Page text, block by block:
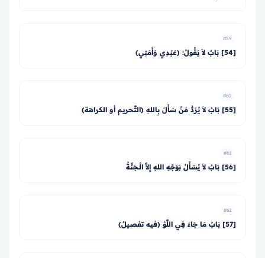
#59
[54] بَابٌ لاَ يَقُولُ: (عَبْدِي وَأَمَتِي)
#60
[55] بَابٌ لاَ يُرَدُّ مَنْ سَأَلَ بِاللهِ (التَّحريم أو الكراهة)
#61
[56] بَابٌ لاَ يُسْأَلُ بَوَجْهِ اللهِ إِلاَّ الْـجَنَّةُ
#62
[57] بَابُ مَا جَاءَ فِي اللَّوْ (فيه تفصيلٌ)